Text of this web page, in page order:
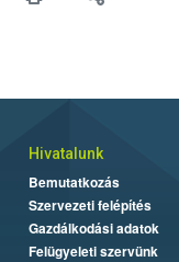
Hivatalunk
Bemutatkozás
Szervezeti felépítés
Gazdálkodási adatok
Felügyeleti szervünk